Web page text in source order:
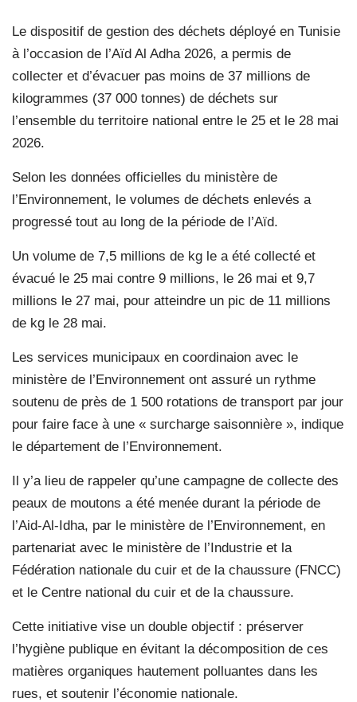
Le dispositif de gestion des déchets déployé en Tunisie
à l’occasion de l’Aïd Al Adha 2026, a permis de
collecter et d’évacuer pas moins de 37 millions de
kilogrammes (37 000 tonnes) de déchets sur
l’ensemble du territoire national entre le 25 et le 28 mai
2026.
Selon les données officielles du ministère de
l’Environnement, le volumes de déchets enlevés a
progressé tout au long de la période de l’Aïd.
Un volume de 7,5 millions de kg le a été collecté et
évacué le 25 mai contre 9 millions, le 26 mai et 9,7
millions le 27 mai, pour atteindre un pic de 11 millions
de kg le 28 mai.
Les services municipaux en coordinaion avec le
ministère de l’Environnement ont assuré un rythme
soutenu de près de 1 500 rotations de transport par jour
pour faire face à une « surcharge saisonnière », indique
le département de l’Environnement.
Il y’a lieu de rappeler qu’une campagne de collecte des
peaux de moutons a été menée durant la période de
l’Aid-Al-Idha, par le ministère de l’Environnement, en
partenariat avec le ministère de l’Industrie et la
Fédération nationale du cuir et de la chaussure (FNCC)
et le Centre national du cuir et de la chaussure.
Cette initiative vise un double objectif : préserver
l’hygiène publique en évitant la décomposition de ces
matières organiques hautement polluantes dans les
rues, et soutenir l’économie nationale.